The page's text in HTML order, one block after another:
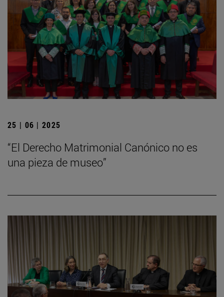
25 | 06 | 2025
“El Derecho Matrimonial Canónico no es
una pieza de museo”